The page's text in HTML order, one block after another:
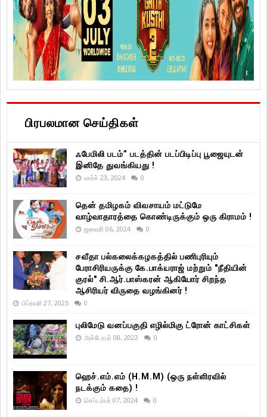
பிரபலமான செய்திகள்
ஃபேமிலி படம்” படத்தின் படப்பிடிப்பு பூஜையுடன்
இனிதே துவங்கியது !
மார்ச் 23, 2024 0
தென் தமிழகம் விவசாயம் மட்டுமே
வாழ்வாதாரத்தை கொண்டிருக்கும் ஒரு கிராமம் !
ஜனவரி 06, 2024 0
சவீதா பல்கலைக்கழகத்தில் பணிபுரியும்
பேராசிரியருக்கு கே.பாக்யராஜ் மற்றும் "நீதியின்
குரல்" சி.ஆர்.பாஸ்கரன் ஆகியோர் சிறந்த
ஆசிரியர் விருதை வழங்கினர் !
பிப்ரவரி 27, 2025 0
புலிமேடு வனப்பகுதி எழில்மிகு ட்ரோன் காட்சிகள்
அக்டோபர் 08, 2022 0
ஹெச்.எம்.எம் (H.M.M) (ஒரு நள்ளிரவில்
நடக்கும் கதை) !
செப்டம்பர் 07, 2024 0